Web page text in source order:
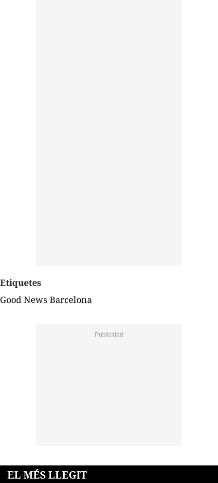
Etiquetes
Good News Barcelona
EL MÉS LLEGIT